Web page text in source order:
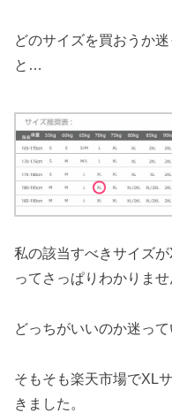
どのサイズを買おうか
と…
私の該当すべきサイズ
ってさっぱりわかりませ
どっちがいいのか迷っ
そもそも楽天市場でXL
きました。